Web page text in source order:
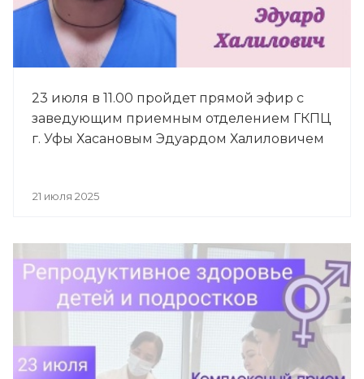
23 июля в 11.00 пройдет прямой эфир с
заведующим приемным отделением ГКПЦ
г. Уфы Хасановым Эдуардом Халиловичем
21 июля 2025